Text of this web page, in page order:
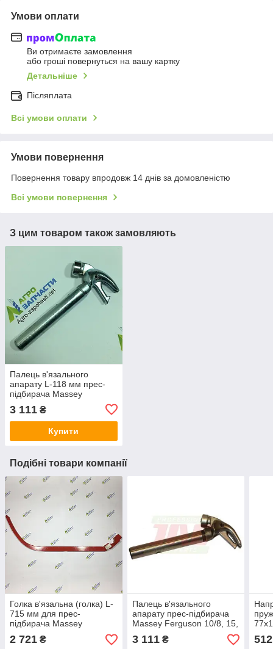
Умови оплати
Ви отримаєте замовлення
або гроші повернуться на вашу картку
Детальніше
Післяплата
Всі умови оплати
Умови повернення
Повернення товару впродовж 14 днів за домовленістю
Всі умови повернення
З цим товаром також замовляють
Палець в'язального
апарату L-118 мм прес-
підбирача Massey
20/8
3 111 ₴
Купити
Подібні товари компанії
Голка в'язальна (голка) L-
715 мм для прес-
підбирача Massey
Ferguson 10/8, 15/8, 20/8
2 721 ₴
Палець в'язального
апарату прес-підбирача
Massey Ferguson 10/8, 15,
15/8, 20/8
3 111₴ 512